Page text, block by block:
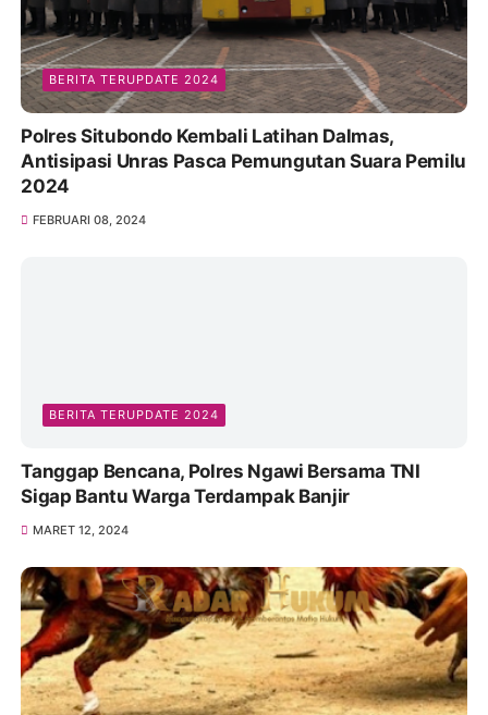
BERITA TERUPDATE 2024
Polres Situbondo Kembali Latihan Dalmas,
Antisipasi Unras Pasca Pemungutan Suara Pemilu
2024
FEBRUARI 08, 2024
BERITA TERUPDATE 2024
Tanggap Bencana, Polres Ngawi Bersama TNI
Sigap Bantu Warga Terdampak Banjir
MARET 12, 2024